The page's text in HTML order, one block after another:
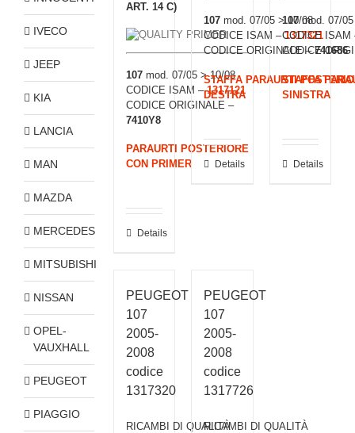
ART. 14 C)
107mod. 07/05 > 10/08
CODICE ISAM –1317121
CODICE ORIGINALE –
7410Y8
PARAURTI POSTERIORE
CON PRIMER
Details
107 mod. 07/05 > 10/08
CODICE ISAM –1317321
CODICE ORIGINALE –741686
STAFFA PARAURTI
DESTRA
Details
107mod. 07/05
CODICE
CODICE
STAFFA
SINISTRA
Details
PEUGEOT
107
2005-
2008
codice
1317320
RICAMBI DI QUALITÀ
PEUGEOT
107
2005-
2008
codice
1317726
RICAMBI DI QUALITÀ
IVECO
JEEP
KIA
LANCIA
MAN
MAZDA
MERCEDES
MITSUBISHI
NISSAN
OPEL-
VAUXHALL
PEUGEOT
PIAGGIO